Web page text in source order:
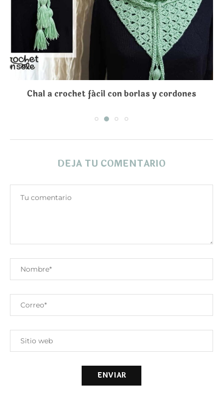
Chal a crochet fácil con borlas y cordones
DEJA TU COMENTARIO